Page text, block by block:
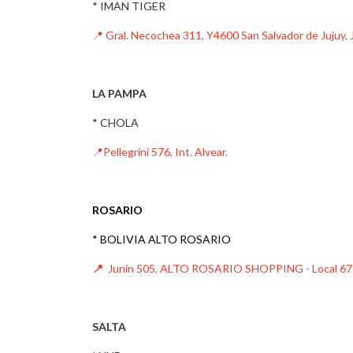
* IMAN TIGER
📍 Gral. Necochea 311, Y4600 San Salvador de Jujuy,
LA PAMPA
* CHOLA
📍Pellegrini 576, Int. Alvear.
ROSARIO
* BOLIVIA ALTO ROSARIO
📍 Junín 505, ALTO ROSARIO SHOPPING - Local 67
SALTA